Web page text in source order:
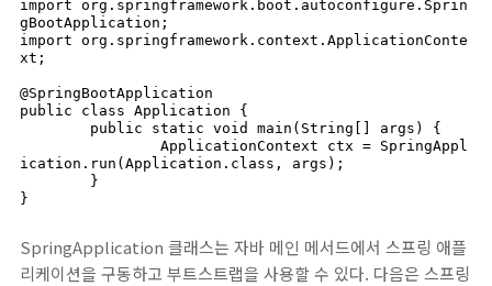
import org.springframework.boot.autoconfigure.Sprin
gBootApplication;
import org.springframework.context.ApplicationConte
xt;
@SpringBootApplication
public class Application {
ication.run(Application.class, args);
}
SpringApplication 클래스는 자바 메인 메서드에서 스프링 애플
리케이션을 구동하고 부트스트랩을 사용할 수 있다. 다음은 스프링